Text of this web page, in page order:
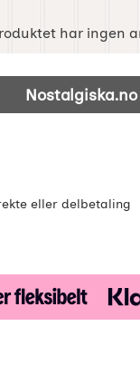
har ingen
Blandet
Nostalgiska.no
eller delbetaling